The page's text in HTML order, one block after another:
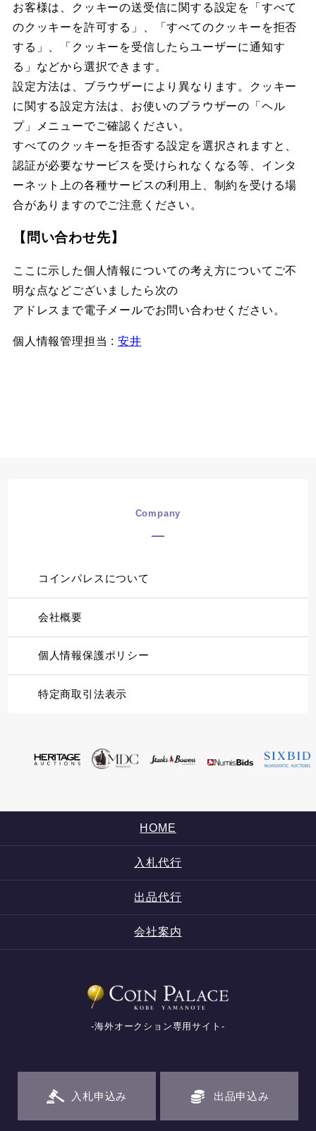
Company
コインパレスについて
会社概要
個人情報保護ポリシー
特定商取引法表示
お客様は、クッキーの送受信に関する設定を「すべて
のクッキーを許可する」、「すべてのクッキーを拒否
する」、「クッキーを受信したらユーザーに通知す
る」などから選択できます。
設定方法は、ブラウザーにより異なります。クッキー
に関する設定方法は、お使いのブラウザーの「ヘル
プ」メニューでご確認ください。
すべてのクッキーを拒否する設定を選択されますと、
認証が必要なサービスを受けられなくなる等、インタ
ーネット上の各種サービスの利用上、制約を受ける場
合がありますのでご注意ください。
【問い合わせ先】
ここに示した個人情報についての考え方についてご不
明な点などございましたら次の
アドレスまで電子メールでお問い合わせください。
個人情報管理担当 : 安井
HOME
入札代行
出品代行
会社案内
-海外オークション専用サイト-
入札申込み 出品申込み